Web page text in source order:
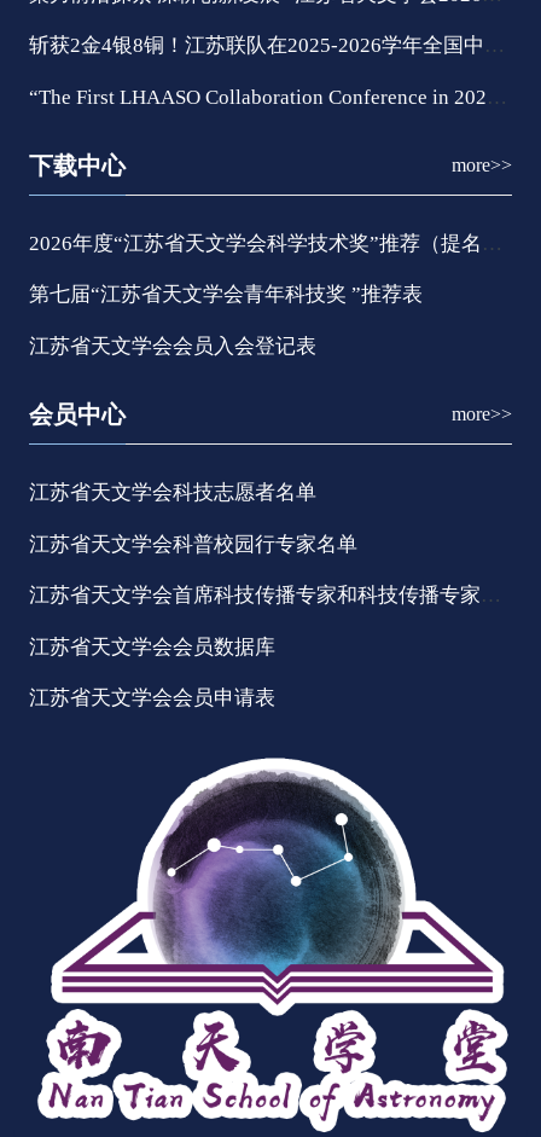
斩获2金4银8铜！江苏联队在2025-2026学年全国中学生天文知识竞赛决赛中再创佳绩！
“The First LHAASO Collaboration Conference in 2026”在南京大学苏州校区举行
下载中心 more>>
2026年度“江苏省天文学会科学技术奖”推荐（提名）书
第七届“江苏省天文学会青年科技奖 ”推荐表
江苏省天文学会会员入会登记表
会员中心 more>>
江苏省天文学会科技志愿者名单
江苏省天文学会科普校园行专家名单
江苏省天文学会首席科技传播专家和科技传播专家团队名单
江苏省天文学会会员数据库
江苏省天文学会会员申请表